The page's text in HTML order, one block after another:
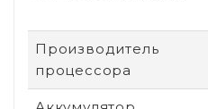
Производитель
процессора